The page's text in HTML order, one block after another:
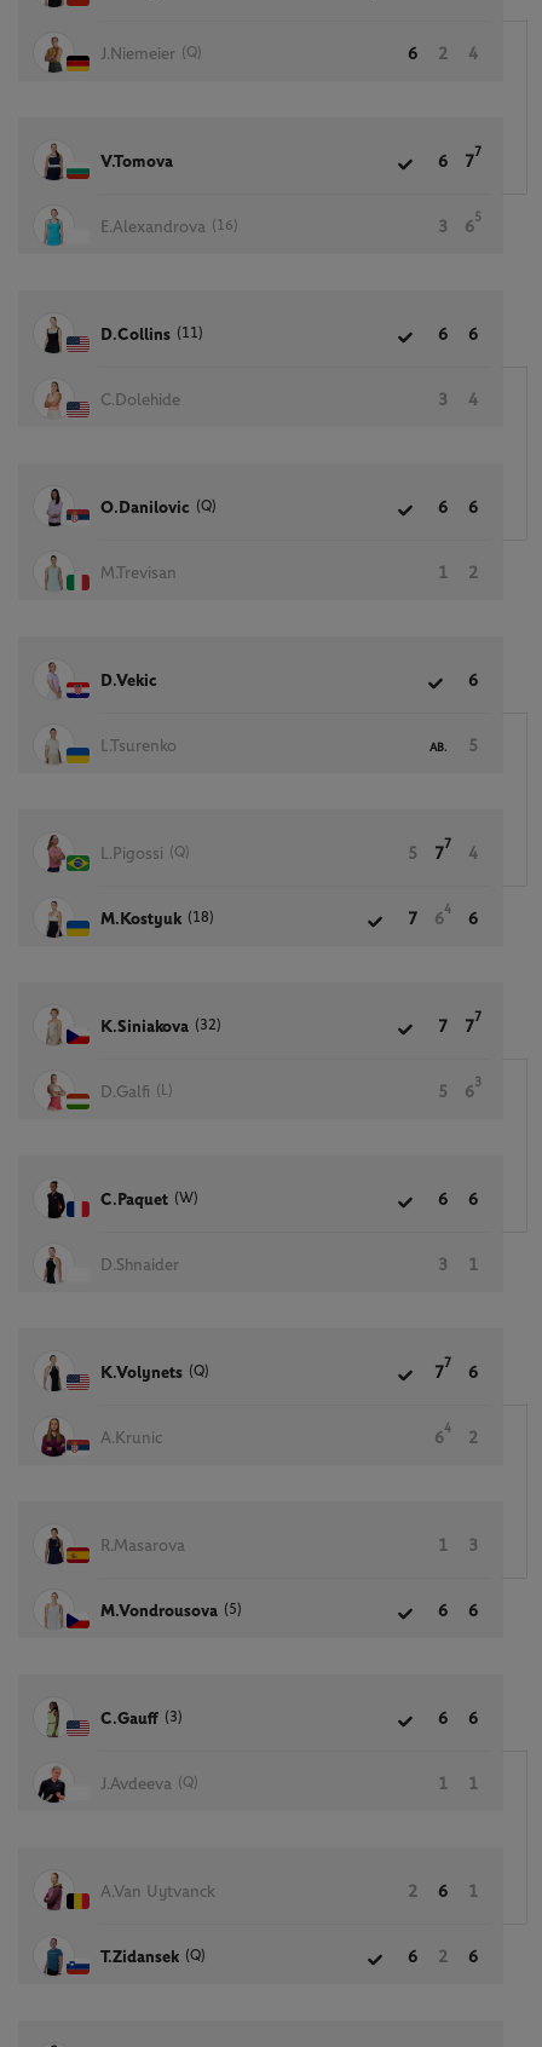
J.Niemeier (Q) 6 2 4
V.Tomova 6 7
7
E.Alexandrova (16) 3 6
5
D.Collins (11) 6 6
C.Dolehide 3 4
O.Danilovic (Q) 6 6
M.Trevisan 1 2
D.Vekic 6
L.Tsurenko AB. 5
L.Pigossi (Q) 5 7
7
4
M.Kostyuk (18) 7 6
4
6
K.Siniakova (32) 7 7
7
D.Galfi (L) 5 6
3
C.Paquet (W) 6 6
D.Shnaider 3 1
K.Volynets (Q) 7
7
6
A.Krunic 6
4
2
R.Masarova 1 3
M.Vondrousova (5) 6 6
C.Gauff (3) 6 6
J.Avdeeva (Q) 1 1
A.Van Uytvanck 2 6 1
T.Zidansek (Q) 6 2 6